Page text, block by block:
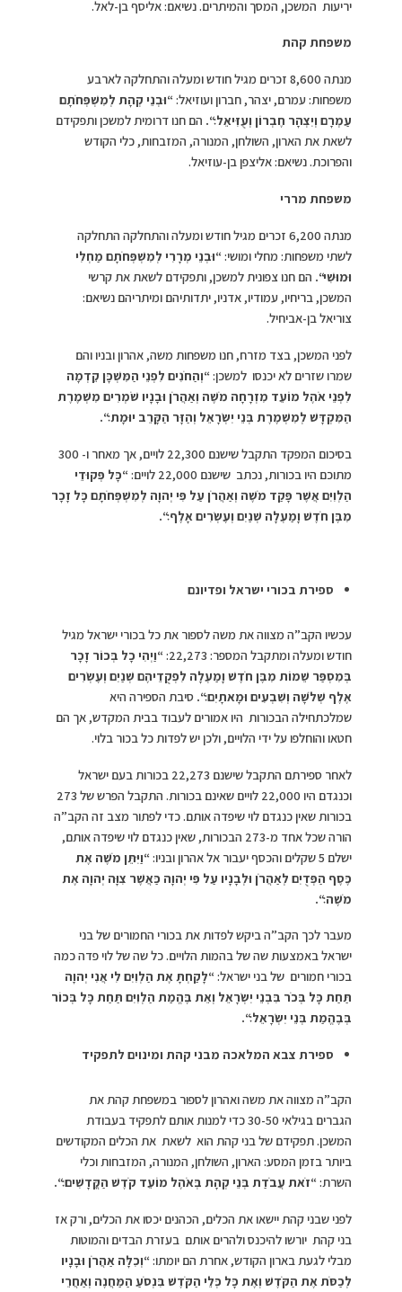
יריעות המשכן, המסך והמיתרים. נשיאם: אליסף בן-לאל.
משפחת קהת
מנתה 8,600 זכרים מגיל חודש ומעלה והתחלקה לארבע
משפחות: עמרם, יצהר, חברון ועוזיאל:“וּבְנֵי קְהָת לְמִשְׁפְּחֹתָם
עַמְרָם וְיִצְהָר חֶבְרוֹן וְעֻזִּיאֵל׃“. הם חנו דרומית למשכן ותפקידם
לשאת את הארון, השולחן, המנורה, המזבחות, כלי הקודש
והפרוכת. נשיאם: אליצפן בן-עוזיאל.
משפחת מררי
מנתה 6,200 זכרים מגיל חודש ומעלה והתחלקה התחלקה
לשתי משפחות: מחלי ומושי:“וּבְנֵי מְרָרִי לְמִשְׁפְּחֹתָם מַחְלִי
וּמוּשִׁי“
. הם חנו צפונית למשכן, ותפקידם לשאת את קרשי
המשכן, בריחיו, עמודיו, אדניו, יתדותיהם ומיתריהם נשיאם:
צוריאל בן-אביחיל.
לפני המשכן, בצד מזרח, חנו משפחות משה, אהרון ובניו והם
שמרו שזרים לא יכנסו למשכן:“וְהַחֹנִים לִפְנֵי הַמִּשְׁכָּן קֵדְמָה
לִפְנֵי אֹהֶל מוֹעֵד מִזְרָחָה מֹשֶׁה וְאַהֲרֹן וּבָנָיו שֹׁמְרִים מִשְׁמֶרֶת
הַמִּקְדָּשׁ לְמִשְׁמֶרֶת בְּנֵי יִשְׂרָאֵל וְהַזָּר הַקָּרֵב יוּמָת׃“
.
בסיכום המפקד התקבל שישנם 22,300 לויים, אך מאחר ו- 300
מתוכם היו בכורות, נכתב שישנם 22,000 לויים:
“כָּל פְּקוּדֵי
הַלְוִיִּם אֲשֶׁר פָּקַד מֹשֶׁה וְאַהֲרֹן עַל פִּי יְהוָה לְמִשְׁפְּחֹתָם כָּל זָכָר
מִבֶּן חֹדֶשׁ וָמַעְלָה שְׁנַיִם וְעֶשְׂרִים אָלֶף׃“
.
ספירת בכורי ישראל ופדיונם
עכשיו הקב”ה מצווה את משה לספור את כל בכורי ישראל מגיל
חודש ומעלה ומתקבל המספר: 22,273:
“וַיְהִי כָל בְּכוֹר זָכָר
בְּמִסְפַּר שֵׁמוֹת מִבֶּן חֹדֶשׁ וָמַעְלָה לִפְקֻדֵיהֶם שְׁנַיִם וְעֶשְׂרִים
אֶלֶף שְׁלֹשָׁה וְשִׁבְעִים וּמָאתָיִם׃“
. סיבת הספירה היא
שמלכתחילה הבכורות היו אמורים לעבוד בבית המקדש, אך הם
חטאו והוחלפו על ידי הלויים, ולכן יש לפדות כל בכור בלוי.
לאחר ספירתם התקבל שישנם 22,273 בכורות בעם ישראל
וכנגדם היו 22,000 לויים שאינם בכורות. התקבל הפרש של 273
בכורות שאין כנגדם לוי שיפדה אותם. כדי לפתור מצב זה הקב”ה
הורה שכל אחד מ-273 הבכורות, שאין כנגדם לוי שיפדה אותם,
ישלם 5 שקלים והכסף יעבור אל אהרון ובניו:
“וַיִּתֵּן מֹשֶׁה אֶת
כֶּסֶף הַפְּדֻיִם לְאַהֲרֹן וּלְבָנָיו עַל פִּי יְהוָה כַּאֲשֶׁר צִוָּה יְהוָה אֶת
מֹשֶׁה׃“
.
מעבר לכך הקב”ה ביקש לפדות את בכורי החמורים של בני
ישראל באמצעות שה של בהמות הלויים. כל שה של לוי פדה כמה
בכורי חמורים של בני ישראל:“לָקַחְתָּ אֶת הַלְוִיִּם לִי אֲנִי יְהוָה
תַּחַת כָּל בְּכֹר בִּבְנֵי יִשְׂרָאֵל וְאֵת בֶּהֱמַת הַלְוִיִּם תַּחַת כָּל בְּכוֹר
בְּבֶהֱמַת בְּנֵי יִשְׂרָאֵל׃“.
ספירת צבא המלאכה מבני קהת ומינוים לתפקיד
הקב”ה מצווה את משה ואהרון לספור במשפחת קהת את
הגברים בגילאי 30-50 כדי למנות אותם לתפקיד בעבודת
המשכן. תפקידם של בני קהת הוא לשאת את הכלים המקודשים
ביותר בזמן המסע: הארון, השולחן, המנורה, המזבחות וכלי
השרת:“זֹאת עֲבֹדַת בְּנֵי קְהָת בְּאֹהֶל מוֹעֵד קֹדֶשׁ הַקֳּדָשִׁים׃“
.
לפני שבני קהת יישאו את הכלים, הכהנים יכסו את הכלים, ורק אז
בני קהת יורשו להיכנס ולהרים אותם בעזרת הבדים והמוטות
מבלי לגעת בארון הקודש, אחרת הם יומתו:“וְכִלָּה אַהֲרֹן וּבָנָיו
לְכַסֹּת אֶת הַקֹּדֶשׁ וְאֶת כָּל כְּלֵי הַקֹּדֶשׁ בִּנְסֹעַ הַמַּחֲנֶה וְאַחֲרֵי